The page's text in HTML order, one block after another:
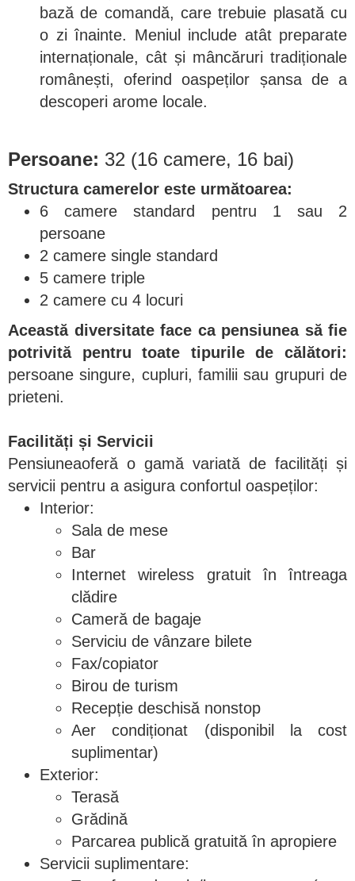
bază de comandă, care trebuie plasată cu
o zi înainte. Meniul include atât preparate
internaționale, cât și mâncăruri tradiționale
românești, oferind oaspeților șansa de a
descoperi arome locale.
Persoane: 32 (16 camere, 16 bai)
Structura camerelor este următoarea:
6 camere standard pentru 1 sau 2
persoane
2 camere single standard
5 camere triple
2 camere cu 4 locuri
Această diversitate face ca pensiunea să fie
potrivită pentru toate tipurile de călători:
persoane singure, cupluri, familii sau grupuri de
prieteni.
Facilități și Servicii
Pensiuneaoferă o gamă variată de facilități și
servicii pentru a asigura confortul oaspeților:
Interior:
Sala de mese
Bar
Internet wireless gratuit în întreaga
clădire
Cameră de bagaje
Serviciu de vânzare bilete
Fax/copiator
Birou de turism
Recepție deschisă nonstop
Aer condiționat (disponibil la cost
suplimentar)
Exterior:
Terasă
Grădină
Parcarea publică gratuită în apropiere
Servicii suplimentare: